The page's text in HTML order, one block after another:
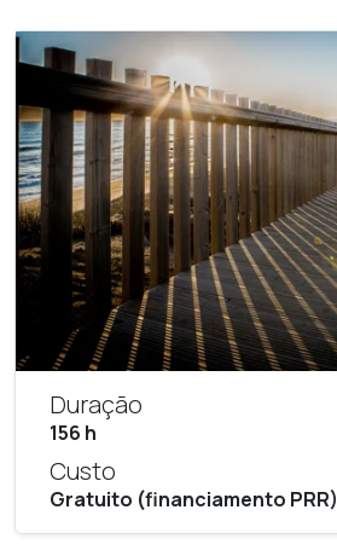
Duração
156 h
Custo
Gratuito (financiamento PRR)